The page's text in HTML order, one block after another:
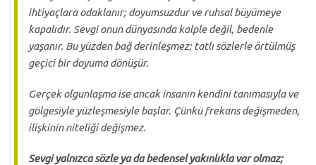
ihtiyaçlara odaklanır; doyumsuzdur ve ruhsal büyümeye
kapalıdır. Sevgi onun dünyasında kalple değil, bedenle
yaşanır. Bu yüzden bağ derinleşmez; tatlı sözlerle örtülmüş
geçici bir doyuma dönüşür.
Gerçek olgunlaşma ise ancak insanın kendini tanımasıyla ve
gölgesiyle yüzleşmesiyle başlar. Çünkü frekans değişmeden,
ilişkinin niteliği değişmez.
Sevgi yalnızca sözle ya da bedensel yakınlıkla var olmaz;